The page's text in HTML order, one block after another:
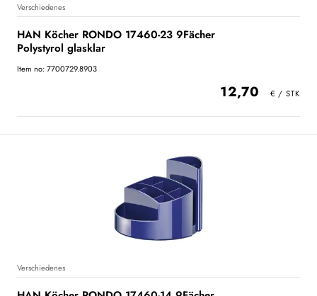
Verschiedenes
HAN Köcher RONDO 17460-23 9Fächer
Polystyrol glasklar
Item no: 7700729.8903
12,70
Verschiedenes